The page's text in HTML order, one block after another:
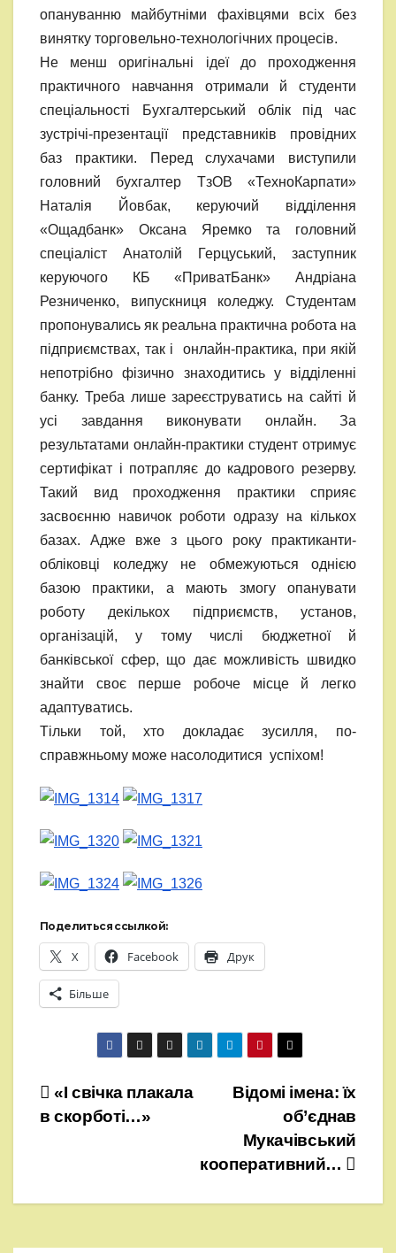
опануванню майбутніми фахівцями всіх без
винятку торговельно-технологічних процесів.
Не менш оригінальні ідеї до проходження
практичного навчання отримали й студенти
спеціальності Бухгалтерський облік під час
зустрічі-презентації представників провідних
баз практики. Перед слухачами виступили
головний бухгалтер ТзОВ «ТехноКарпати»
Наталія Йовбак, керуючий відділення
«Ощадбанк» Оксана Яремко та головний
спеціаліст Анатолій Герцуський, заступник
керуючого КБ «ПриватБанк» Андріана
Резниченко, випускниця коледжу. Студентам
пропонувались як реальна практична робота на
підприємствах, так і онлайн-практика, при якій
непотрібно фізично знаходитись у відділенні
банку. Треба лише зареєструватись на сайті й
усі завдання виконувати онлайн. За
результатами онлайн-практики студент отримує
сертифікат і потрапляє до кадрового резерву.
Такий вид проходження практики сприяє
засвоєнню навичок роботи одразу на кількох
базах. Адже вже з цього року практиканти-
обліковці коледжу не обмежуються однією
базою практики, а мають змогу опанувати
роботу декількох підприємств, установ,
організацій, у тому числі бюджетної й
банківської сфер, що дає можливість швидко
знайти своє перше робоче місце й легко
адаптуватись.
Тільки той, хто докладає зусилля, по-
справжньому може насолодитися успіхом!
Поделиться ссылкой:
X Facebook Друк
Більше
Навігація
записів
Відомі імена: їх
об’єднав
Мукачівський
кооперативний…
«І свічка плакала
в скорботі…»